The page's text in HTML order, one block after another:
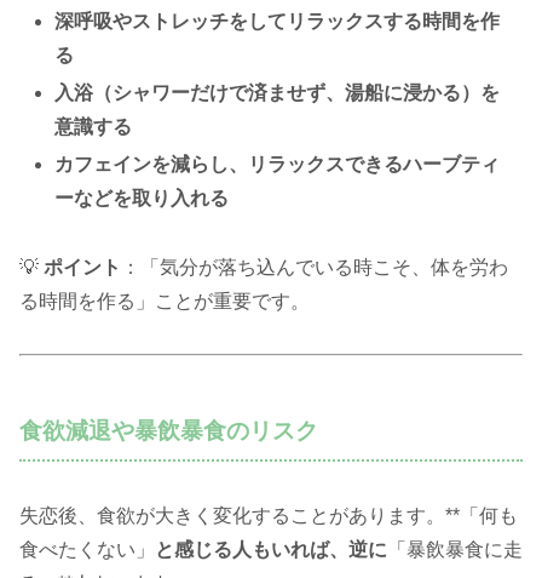
深呼吸やストレッチをしてリラックスする時間を作
る
入浴（シャワーだけで済ませず、湯船に浸かる）を
意識する
カフェインを減らし、リラックスできるハーブティ
ーなどを取り入れる
💡 ポイント ：「気分が落ち込んでいる時こそ、体を労わ
る時間を作る」ことが重要です。
食欲減退や暴飲暴食のリスク
失恋後、食欲が大きく変化することがあります。**「何も
食べたくない」
と感じる人もいれば、逆に 「暴飲暴食に走